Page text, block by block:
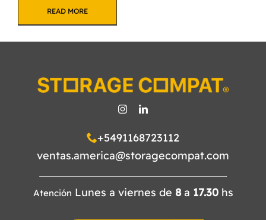
READ MORE
+5491168723112
ventas.america@storagecompat.com
Atención Lunes a viernes de 8a 17.30hs